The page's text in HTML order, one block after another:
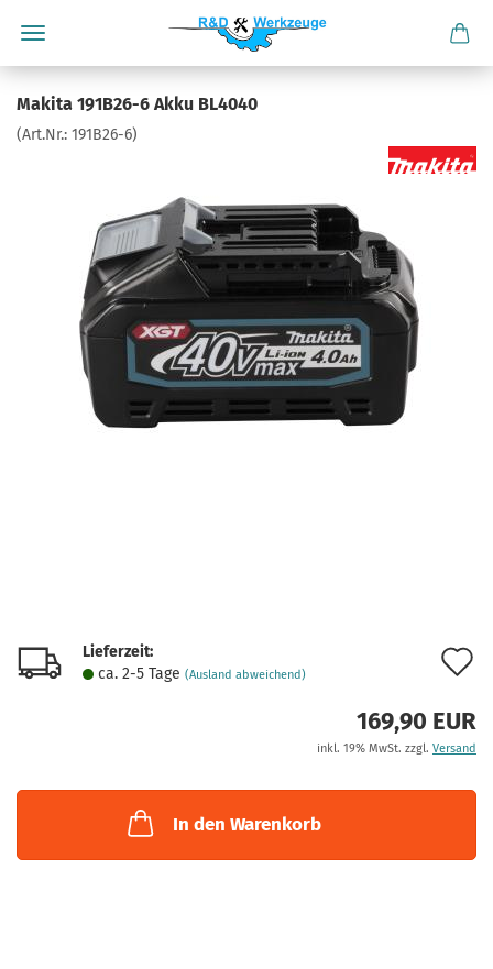
Makita 191B26-6 Akku BL4040
(Art.Nr.: 191B26-6)
Lieferzeit:
ca. 2-5 Tage (Ausland abweichend)
169,90 EUR
inkl. 19% MwSt. zzgl. Versand
In den Warenkorb